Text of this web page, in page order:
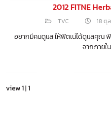
2012 FITNE
TVC 18 ตุ
อยากมีคนดูแล ให้ฟิตเน่ได้ดูแลคุณ
จากภายใ
view 1 | 1